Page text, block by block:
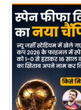
मा
तृ
भू
मि
स्तं
म